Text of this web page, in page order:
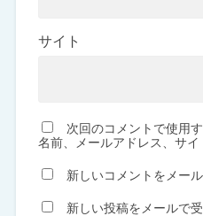
サイト
次回のコメントで使用
名前、メールアドレス、サイ
新しいコメントをメー
新しい投稿をメールで